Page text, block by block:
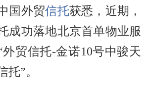
国外贸信托获悉，近期，
成功落地北京首单物业服
贸信托-金诺10号中骏天
托”。